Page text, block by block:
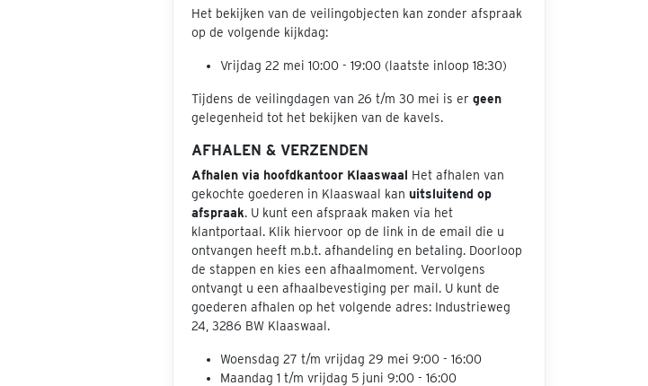
Het bekijken van de veilingobjecten kan zonder afspraak
op de volgende kijkdag:
Vrijdag 22 mei 10:00 - 19:00 (laatste inloop 18:30)
Tijdens de veilingdagen van 26 t/m 30 mei is er geen
gelegenheid tot het bekijken van de kavels.
AFHALEN & VERZENDEN
Afhalen via hoofdkantoor Klaaswaal Het afhalen van
gekochte goederen in Klaaswaal kan uitsluitend op
afspraak. U kunt een afspraak maken via het
klantportaal. Klik hiervoor op de link in de email die u
ontvangen heeft m.b.t. afhandeling en betaling. Doorloop
de stappen en kies een afhaalmoment. Vervolgens
ontvangt u een afhaalbevestiging per mail. U kunt de
goederen afhalen op het volgende adres: Industrieweg
24, 3286 BW Klaaswaal.
Woensdag 27 t/m vrijdag 29 mei 9:00 - 16:00
Maandag 1 t/m vrijdag 5 juni 9:00 - 16:00